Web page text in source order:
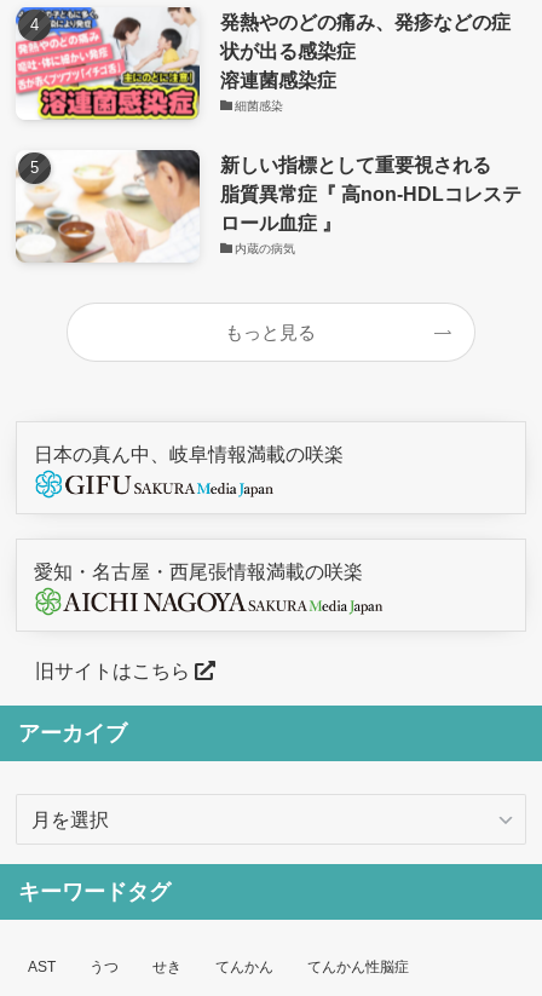
発熱やのどの痛み、発疹などの症
状が出る感染症
溶連菌感染症
細菌感染
新しい指標として重要視される
脂質異常症『 高non-HDLコレステ
ロール血症 』
内蔵の病気
もっと見る
日本の真ん中、岐阜情報満載の咲楽
愛知・名古屋・西尾張情報満載の咲楽
旧サイトはこちら
アーカイブ
カ
イ
キーワードタグ
AST うつ せき てんかん てんかん性脳症